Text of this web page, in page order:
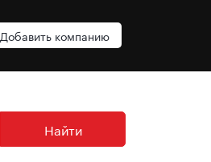
Добавить компанию
Найти